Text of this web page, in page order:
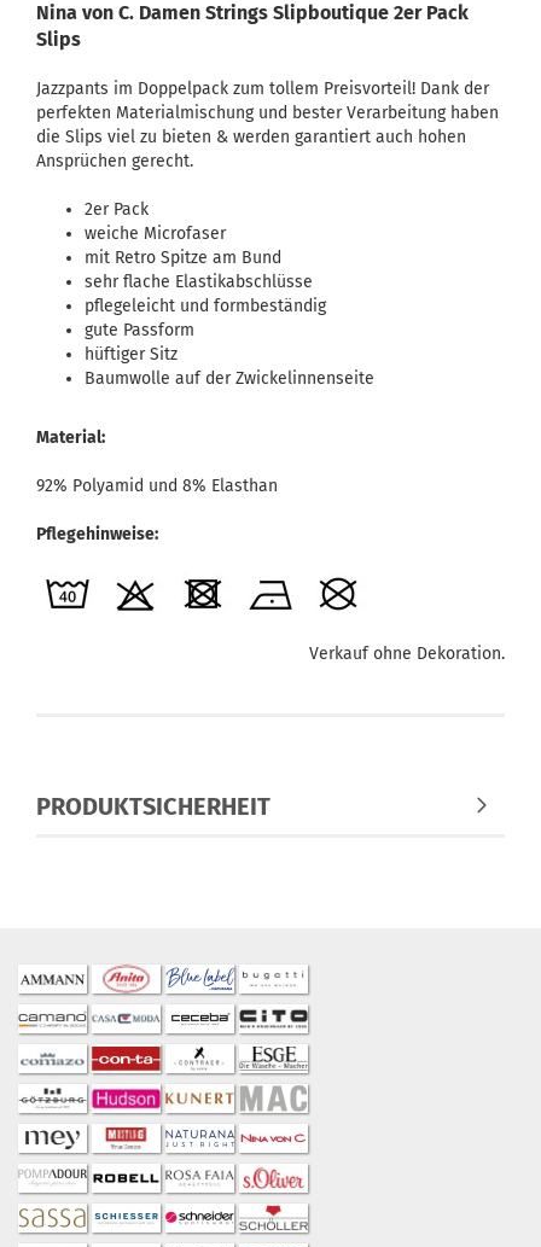
Nina von C. Damen Strings Slipboutique 2er Pack
Slips
Jazzpants im Doppelpack zum tollem Preisvorteil! Dank der
perfekten Materialmischung und bester Verarbeitung haben
die Slips viel zu bieten & werden garantiert auch hohen
Ansprüchen gerecht.
2er Pack
weiche Microfaser
mit Retro Spitze am Bund
sehr flache Elastikabschlüsse
pflegeleicht und formbeständig
gute Passform
hüftiger Sitz
Baumwolle auf der Zwickelinnenseite
Material:
92% Polyamid und 8% Elasthan
Pflegehinweise:
Verkauf ohne Dekoration.
PRODUKTSICHERHEIT